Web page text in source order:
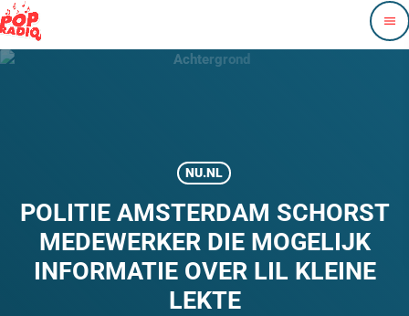
menu
NU.NL
POLITIE AMSTERDAM SCHORST
MEDEWERKER DIE MOGELIJK
INFORMATIE OVER LIL KLEINE
LEKTE